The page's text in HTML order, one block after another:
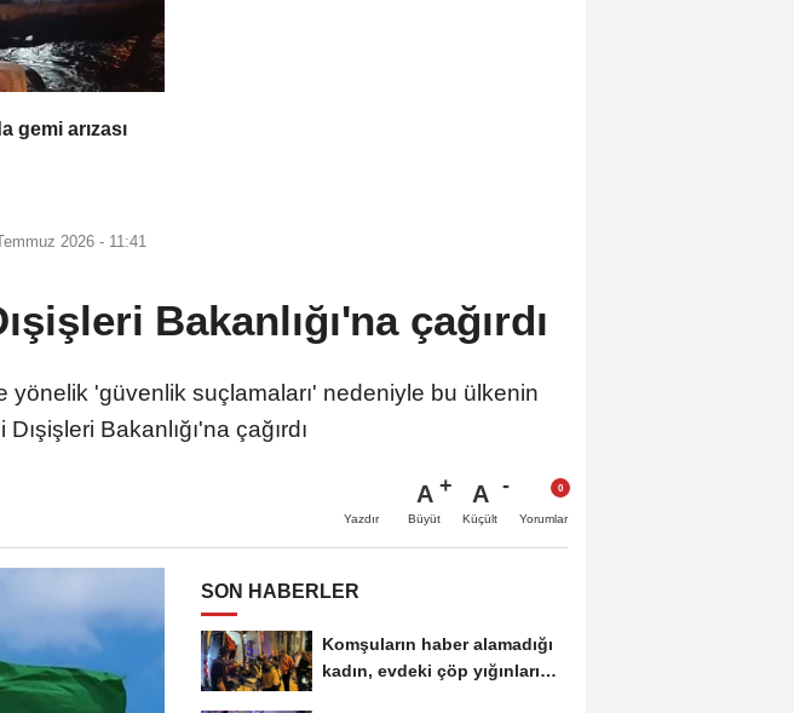
gemi arızası
2026 - 11:41
Bakanlığı'na çağırdı
yönelik 'güvenlik suçlamaları' nedeniyle bu ülkenin
Bakanlığı'na çağırdı
Yazdır
A
Büyüt
A
Küçült Yorumlar
SON HABERLER
Komşuların haber alamadığı
kadın, evdeki çöp yığınları